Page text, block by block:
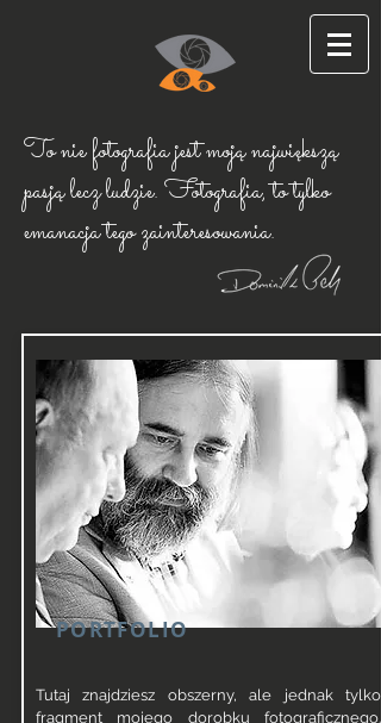
To nie fotografia jest moją największą
pasją lecz ludzie.Fotografia, to tylko
emanacja tego zainteresowania.
PORTFOLIO
Tutaj znajdziesz obszerny, ale jednak tylko
fragment mojego dorobku fotograficznego.